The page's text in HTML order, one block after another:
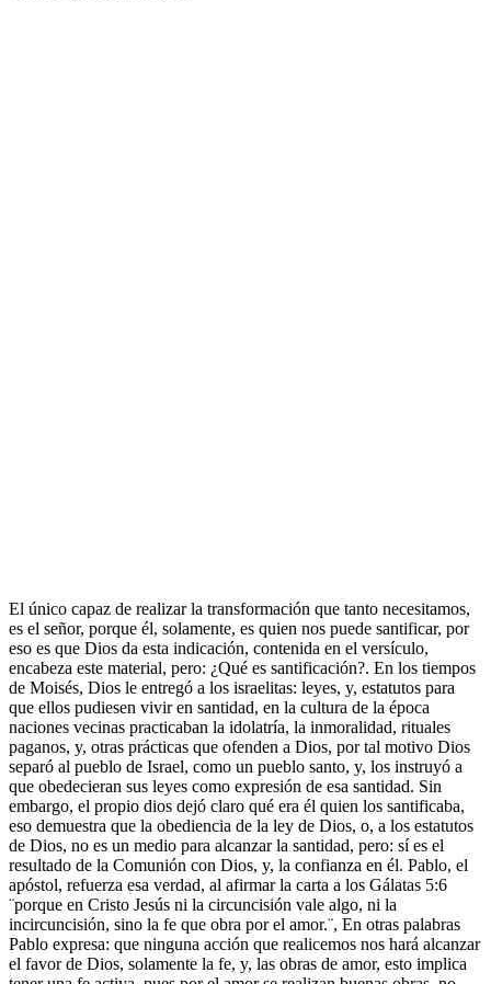
El único capaz de realizar la transformación que tanto necesitamos,
es el señor, porque él, solamente, es quien nos puede santificar, por
eso es que Dios da esta indicación, contenida en el versículo,
encabeza este material, pero: ¿Qué es santificación?. En los tiempos
de Moisés, Dios le entregó a los israelitas: leyes, y, estatutos para
que ellos pudiesen vivir en santidad, en la cultura de la época
naciones vecinas practicaban la idolatría, la inmoralidad, rituales
paganos, y, otras prácticas que ofenden a Dios, por tal motivo Dios
separó al pueblo de Israel, como un pueblo santo, y, los instruyó a
que obedecieran sus leyes como expresión de esa santidad. Sin
embargo, el propio dios dejó claro qué era él quien los santificaba,
eso demuestra que la obediencia de la ley de Dios, o, a los estatutos
de Dios, no es un medio para alcanzar la santidad, pero: sí es el
resultado de la Comunión con Dios, y, la confianza en él. Pablo, el
apóstol, refuerza esa verdad, al afirmar la carta a los Gálatas 5:6
¨porque en Cristo Jesús ni la circuncisión vale algo, ni la
incircuncisión, sino la fe que obra por el amor.¨, En otras palabras
Pablo expresa: que ninguna acción que realicemos nos hará alcanzar
el favor de Dios, solamente la fe, y, las obras de amor, esto implica